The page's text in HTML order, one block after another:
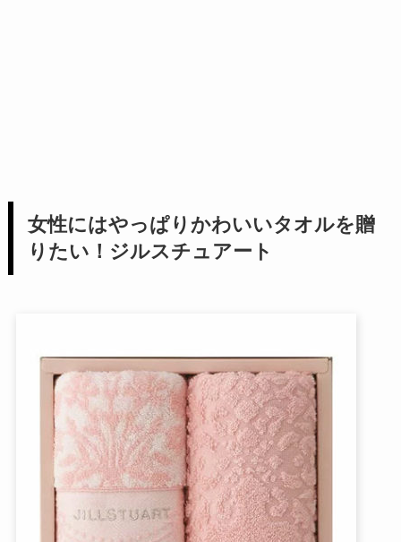
女性にはやっぱりかわいいタオルを贈
りたい！ジルスチュアート